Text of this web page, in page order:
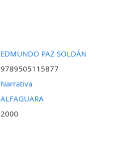
EDMUNDO PAZ SOLDÁN
9789505115877
Narrativa
ALFAGUARA
2000